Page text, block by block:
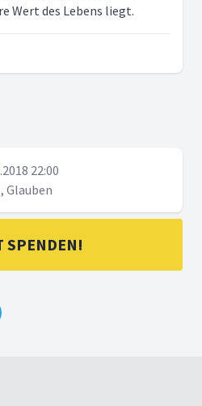
Wert des Lebens liegt.
22:00
Glauben
SPENDEN!